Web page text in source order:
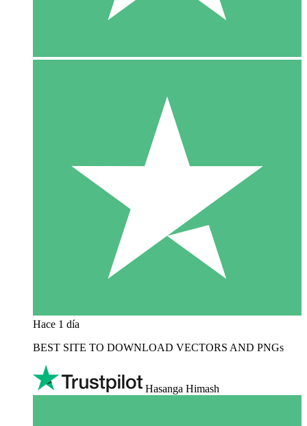
Hace 1 día
BEST SITE TO DOWNLOAD VECTORS AND PNGs
Hasanga Himash